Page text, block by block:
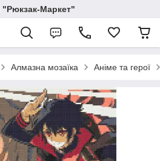
"Рюкзак-Маркет"
Алмазна мозаїка Аніме та герої